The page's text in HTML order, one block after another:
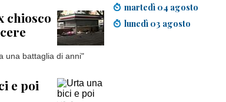
martedì 04 agosto
lunedì 03 agosto
chiosco
una battaglia di anni"
e poi